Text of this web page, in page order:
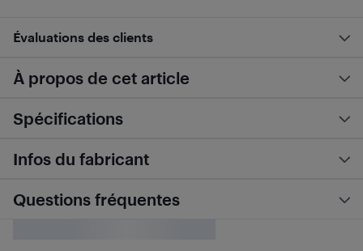
Évaluations des clients
À propos de cet article
Spécifications
Infos du fabricant
Questions fréquentes